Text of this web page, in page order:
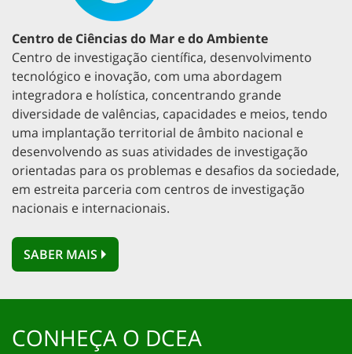
Centro de Ciências do Mar e do Ambiente
Centro de investigação científica, desenvolvimento
tecnológico e inovação, com uma abordagem
integradora e holística, concentrando grande
diversidade de valências, capacidades e meios, tendo
uma implantação territorial de âmbito nacional e
desenvolvendo as suas atividades de investigação
orientadas para os problemas e desafios da sociedade,
em estreita parceria com centros de investigação
nacionais e internacionais.
SABER MAIS
CONHEÇA O DCEA